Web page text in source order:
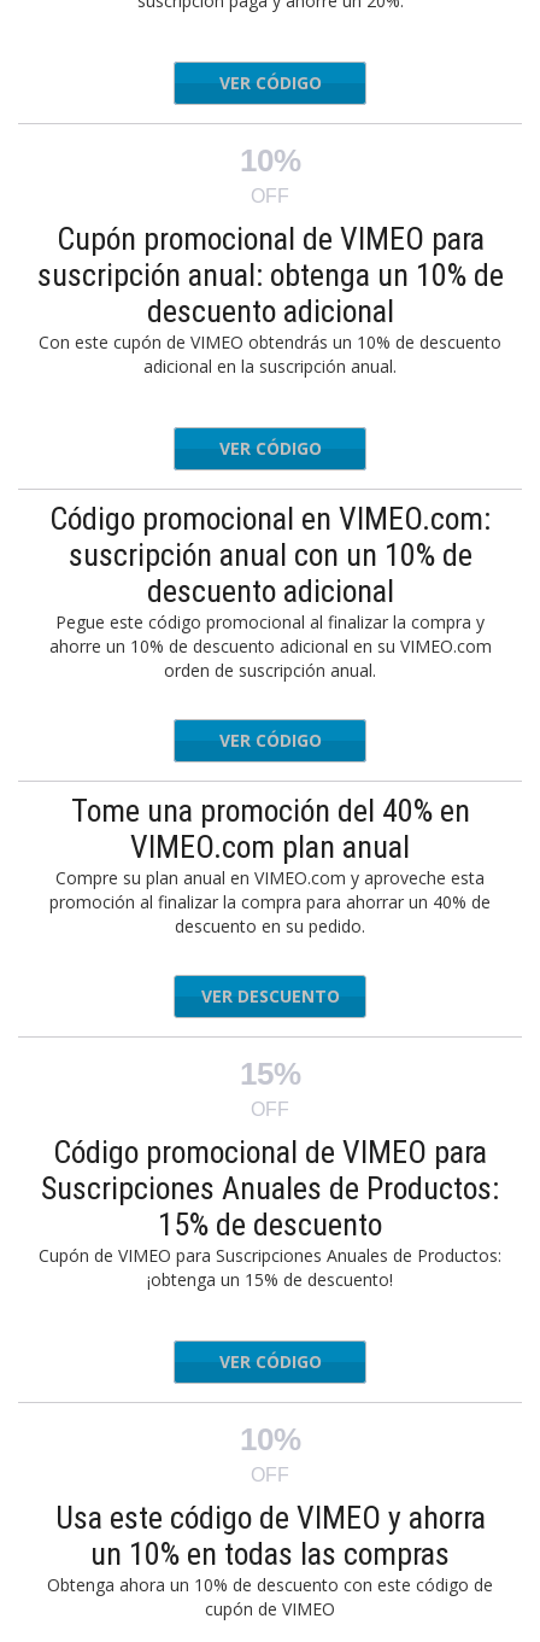
iefQ123
VER CÓDIGO
10%
OFF
Cupón promocional de VIMEO para
suscripción anual: obtenga un 10% de
descuento adicional
Con este cupón de VIMEO obtendrás un 10% de descuento
adicional en la suscripción anual.
TBPQ123
VER CÓDIGO
Código promocional en VIMEO.com:
suscripción anual con un 10% de
descuento adicional
Pegue este código promocional al finalizar la compra y
ahorre un 10% de descuento adicional en su VIMEO.com
orden de suscripción anual.
TBPQ123
VER CÓDIGO
Tome una promoción del 40% en
VIMEO.com plan anual
Compre su plan anual en VIMEO.com y aproveche esta
promoción al finalizar la compra para ahorrar un 40% de
descuento en su pedido.
VER DESCUENTO
15%
OFF
Código promocional de VIMEO para
Suscripciones Anuales de Productos:
15% de descuento
Cupón de VIMEO para Suscripciones Anuales de Productos:
¡obtenga un 15% de descuento!
ealQ123
VER CÓDIGO
10%
OFF
Usa este código de VIMEO y ahorra
un 10% en todas las compras
Obtenga ahora un 10% de descuento con este código de
cupón de VIMEO